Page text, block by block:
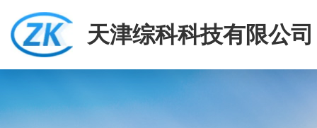
天津综科科技有限公司